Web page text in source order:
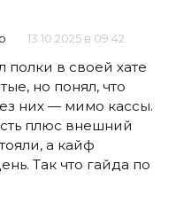
13.10.2025 в 09:42
в своей хате
но понял, что
них — мимо кассы.
плюс внешний
а кайф
Так что гайда по